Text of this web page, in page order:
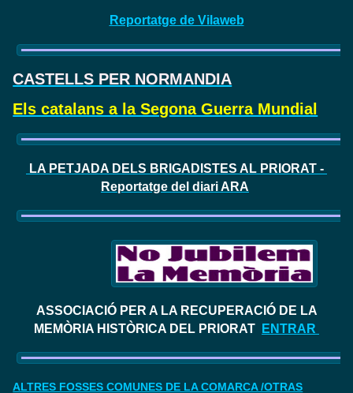
Reportatge de Vilaweb
CASTELLS PER NORMANDIA
Els catalans a la Segona Guerra Mundial
LA PETJADA DELS BRIGADISTES AL PRIORAT -
Reportatge del diari ARA
ASSOCIACIÓ PER A LA RECUPERACIÓ DE LA
MEMÒRIA HISTÒRICA DEL PRIORAT
ENTRAR
ALTRES FOSSES COMUNES DE LA COMARCA /OTRAS